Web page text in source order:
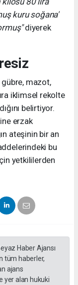
kuru soğana'
diyerek
mazot,
iklimsel rekolte
belirtiyor.
erzak
ateşinin bir an
bu
yetkililerden
Haber Ajansı
tüm haberler,
ajans
yer alan hukuki